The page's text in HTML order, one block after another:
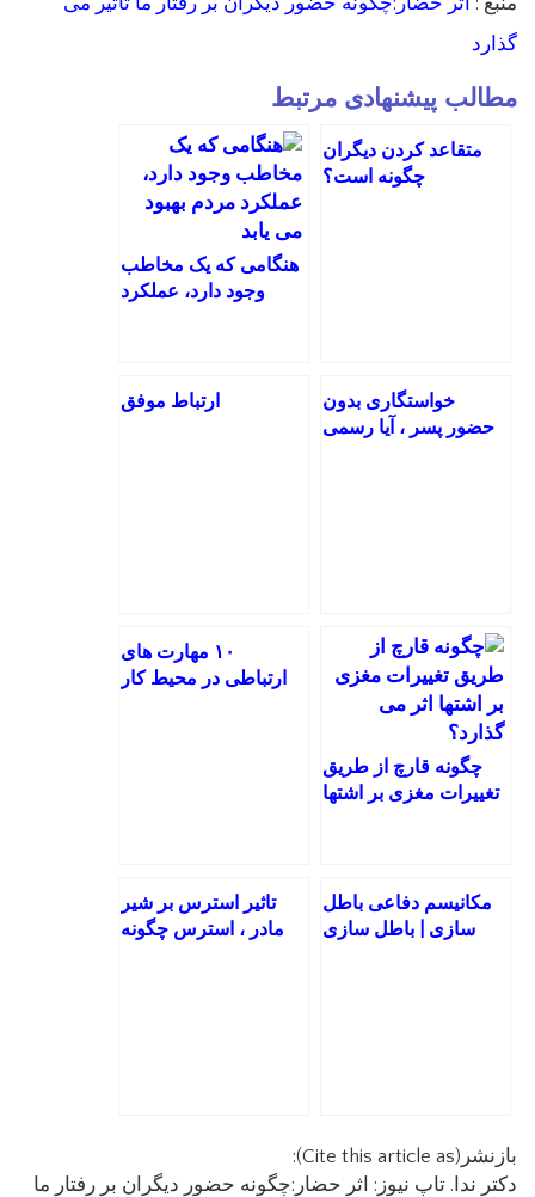
گذارد
مطالب پیشنهادی مرتبط
متقاعد کردن دیگران
چگونه است؟
هنگامی که یک مخاطب
وجود دارد، عملکرد
خواستگاری بدون
حضور پسر ، آیا رسمی
ارتباط موفق
چگونه قارچ از طریق
تغییرات مغزی بر اشتها
۱۰ مهارت های
ارتباطی در محیط کار
مکانیسم دفاعی باطل
سازی | باطل سازی
تاثیر استرس بر شیر
مادر ، استرس چگونه
بازنشر(Cite this article as):
دکتر ندا. تاپ نیوز: اثر حضار:چگونه حضور دیگران بر رفتار ما